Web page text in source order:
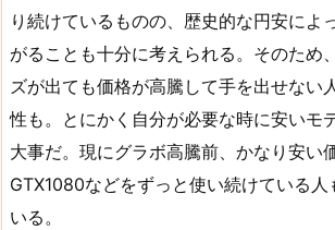
り続けているものの、歴史的な円安によ
がることも十分に考えられる。そのため
ズが出ても価格が高騰して手を出せない
性も。とにかく自分が必要な時に安いモ
大事だ。現にグラボ高騰前、かなり安い
GTX1080などをずっと使い続けている人
いる。